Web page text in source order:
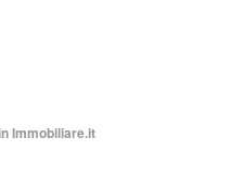
Immobiliare.it